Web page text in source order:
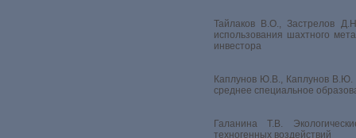
Тайлаков В.О., Застрелов
использования шахтного
инвестора
Каплунов Ю.В., Каплунов В.Ю.
среднее специальное
Галанина Т.В.
техногенных воздействий